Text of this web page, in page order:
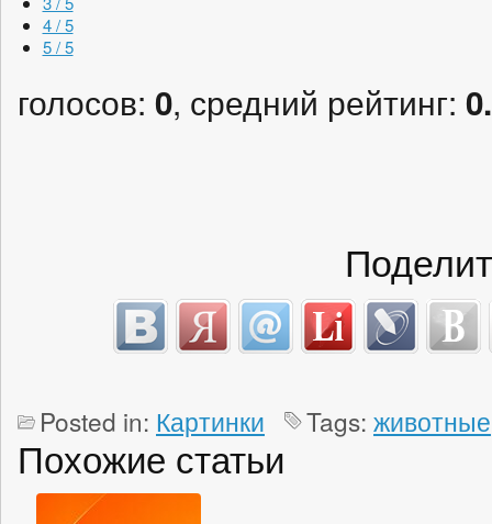
4 / 5
5 / 5
голосов: 0, средний рейтинг:
Posted in: Картинки Tags: животные
Похожие статьи